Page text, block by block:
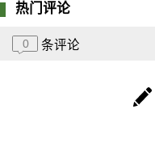
热门评论
0 条评论